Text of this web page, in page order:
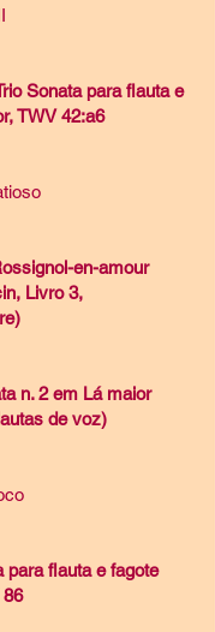
Sonata para flauta e
TWV 42:a6
en-amour
Livro 3,
n. 2 em Lá maior
de voz)
para flauta e fagote
86